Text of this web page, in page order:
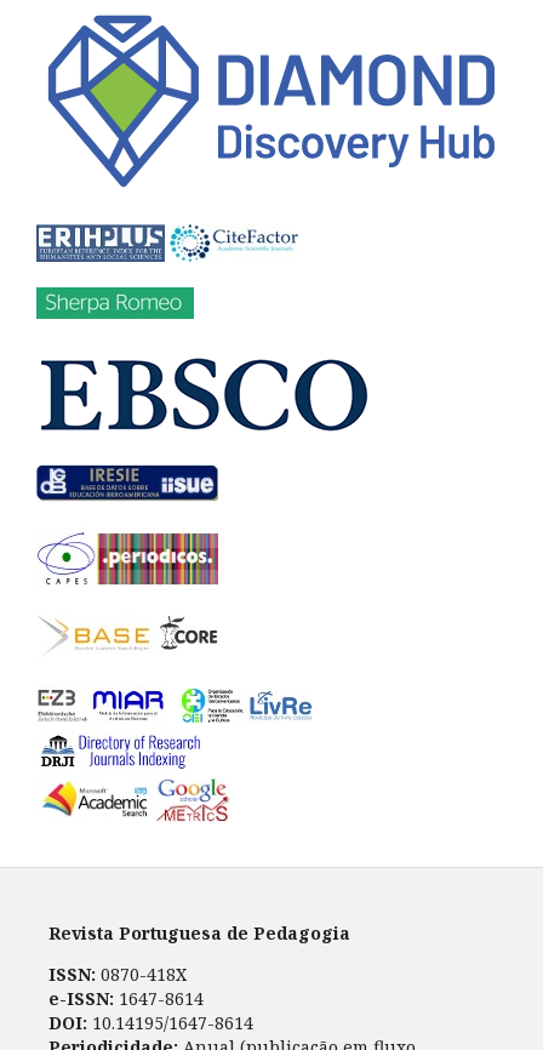
Revista Portuguesa de Pedagogia
ISSN: 0870-418X
e-ISSN: 1647-8614
DOI: 10.14195/1647-8614